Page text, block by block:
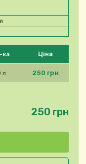
ка Ціна
л 250 грн
250 грн